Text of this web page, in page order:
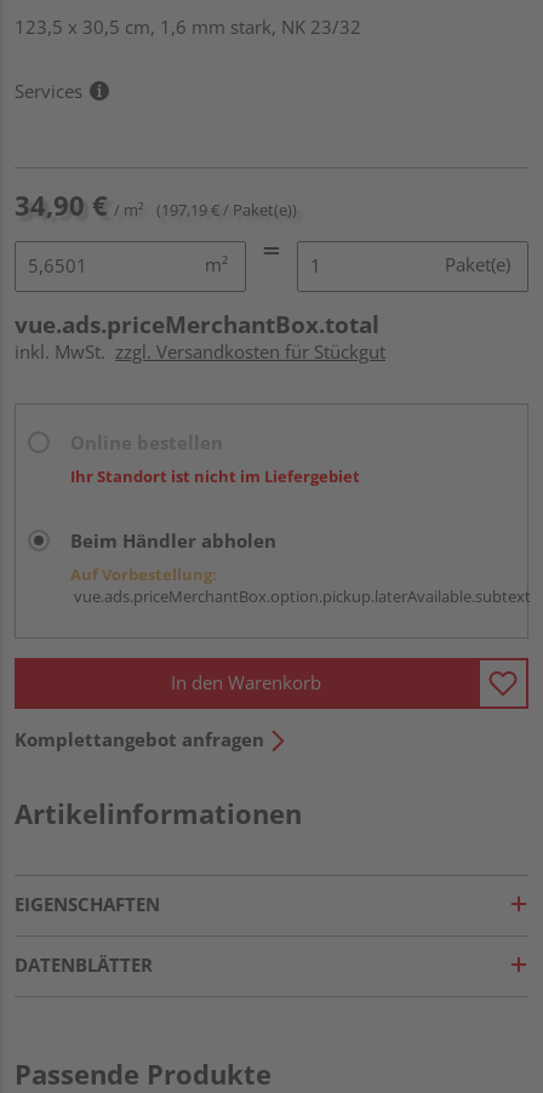
123,5 x 30,5 cm, 1,6 mm stark, NK 23/32
Services
34,90 € / m² (197,19 € / Paket(e))
m² Paket(e)
vue.ads.priceMerchantBox.total
inkl. MwSt. zzgl. Versandkosten für Stückgut
Ihr Standort ist nicht im Liefergebiet
Beim Händler abholen
Auf Vorbestellung:
vue.ads.priceMerchantBox.option.pickup.laterAvailable.subtext
In den Warenkorb
Komplettangebot anfragen
Artikelinformationen
EIGENSCHAFTEN
DATENBLÄTTER
Passende Produkte